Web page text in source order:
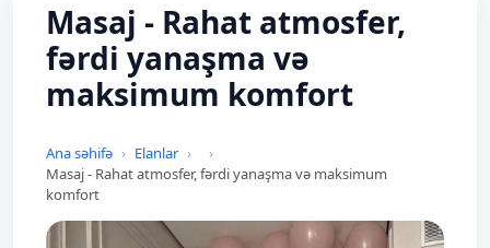
Masaj - Rahat atmosfer,
fərdi yanaşma və
maksimum komfort
Ana səhifə
Elanlar
Masaj - Rahat atmosfer, fərdi yanaşma və maksimum
komfort